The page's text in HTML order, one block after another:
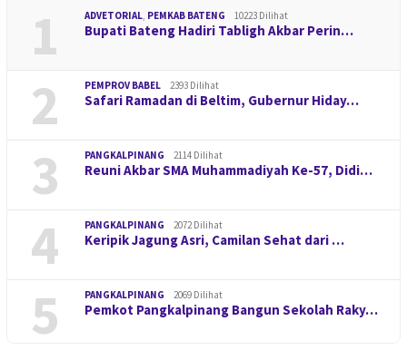
1 ADVETORIAL, PEMKAB BATENG 10223 Dilihat
Bupati Bateng Hadiri Tabligh Akbar Perin…
2 PEMPROV BABEL 2393 Dilihat
Safari Ramadan di Beltim, Gubernur Hiday…
3 PANGKALPINANG 2114 Dilihat
Reuni Akbar SMA Muhammadiyah Ke-57, Didi…
4 PANGKALPINANG 2072 Dilihat
Keripik Jagung Asri, Camilan Sehat dari …
5 PANGKALPINANG 2069 Dilihat
Pemkot Pangkalpinang Bangun Sekolah Raky…